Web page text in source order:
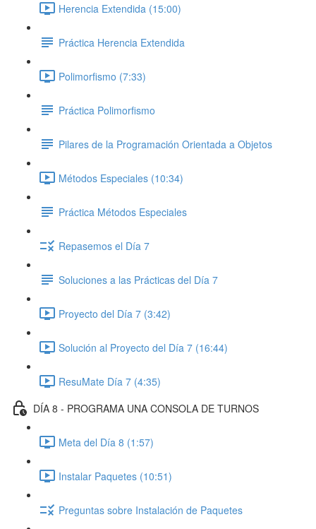
Herencia Extendida (15:00)
Práctica Herencia Extendida
Polimorfismo (7:33)
Práctica Polimorfismo
Pilares de la Programación Orientada a Objetos
Métodos Especiales (10:34)
Práctica Métodos Especiales
Repasemos el Día 7
Soluciones a las Prácticas del Día 7
Proyecto del Día 7 (3:42)
Solución al Proyecto del Día 7 (16:44)
ResuMate Día 7 (4:35)
DÍA 8 - PROGRAMA UNA CONSOLA DE TURNOS
Meta del Día 8 (1:57)
Instalar Paquetes (10:51)
Preguntas sobre Instalación de Paquetes